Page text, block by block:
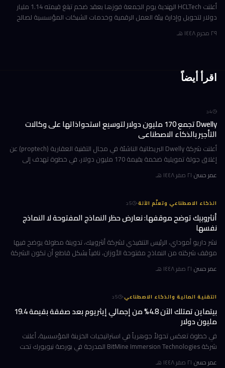
أعلنت HCLTech الهندية يوم الجمعة فوزها بعقد ضخم تبلغ قيمته 1.14 مليار
دولار لتحويل وإدارة بيئة العمل الرقمية وخدمات الشبكات المؤسسية لصالح
٢٩ محرم ١٤٤٨ هـ
اقرأ أيضاً
4د
Dwelly تجمع 170 مليون دولار لتوسيع استحواذاتها على وكالات
التأجير بالذكاء الاصطناعي
أعلنت شركة Dwelly البريطانية الناشئة في مجال التقنية العقارية (proptech) عن
إغلاق جولة تمويلية ضخمة بقيمة 170 مليون دولار، في خطوة تهدف إلى
عمر حسن·٢١ صفر ١٤٤٨ هـ
الذكاء الاصطناعي وتعلّم الآلة·
5د
أنثروبيك توضح موقفها: نعارض حظر النماذج المفتوحة لا النماذج
نفسها
نشر داريو أموداي، الرئيس التنفيذي لشركة أنثروبيك، تدوينة مطولة يوضح فيها
موقف شركته من النماذج مفتوحة الأوزان، نافياً بشكل قاطع أن تكون الشركة
عمر حسن·٢١ صفر ١٤٤٨ هـ
التقنية المالية والذكاء الاصطناعي·
5د
بيتماين تمتلك الآن 4.8% من إجمالي إيثريوم بعد صفقة بقيمة 19.4
مليون دولار
في خطوة تعكس تحولاً جوهرياً في استراتيجيات الخزينة المؤسسية، أعلنت
شركة BitMine Immersion Technologies المدرجة في بورصة نيويورك تحت
عمر حسن·٢١ صفر ١٤٤٨ هـ